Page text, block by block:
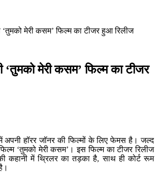
मेरी कसम’ फिल्म का टीजर हुआ रिलीज
मेरी कसम’ फिल्म का टीजर
अपनी हॉरर जॉनर की फिल्मों के लिए फेमस है। जल्द
‘तुमको मेरी कसम’। इस फिल्म का टीजर रिलीज
कहानी में थ्रिलर का तड़का है, साथ ही कोर्ट रूम